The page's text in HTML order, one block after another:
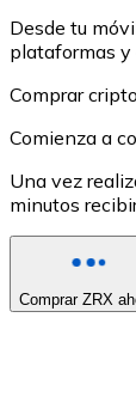
Desde tu
plataformas y
Comprar
Comienza a
Una vez
minutos
Comprar ZRX